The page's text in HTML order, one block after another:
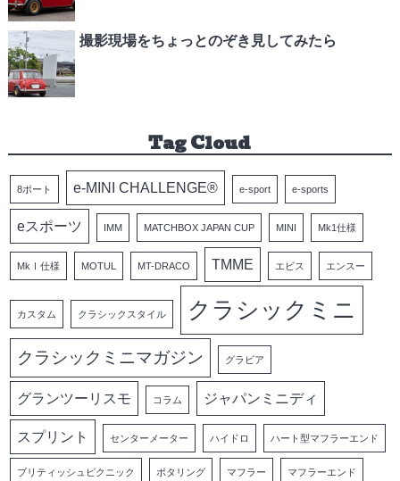
撮影現場をちょっとのぞき見してみたら
Tag Cloud
8ポート e-MINI CHALLENGE® e-sport e-sports
eスポーツ IMM MATCHBOX JAPAN CUP MINI Mk1仕様
MkⅠ仕様 MOTUL MT-DRACO TMME エビス エンスー
カスタム クラシックスタイル クラシックミニ
クラシックミニマガジン グラビア
グランツーリスモ コラム ジャパンミニディ
スプリント センターメーター ハイドロ ハート型マフラーエンド
ブリティッシュピクニック ポタリング マフラー マフラーエンド